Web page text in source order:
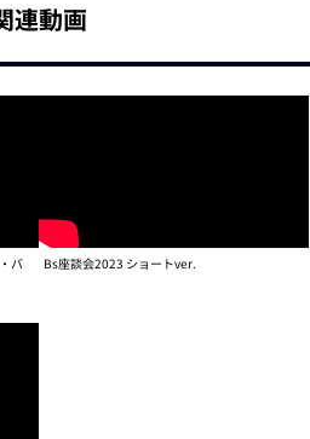
連動画
バ
Bs座談会2023 ショートver.